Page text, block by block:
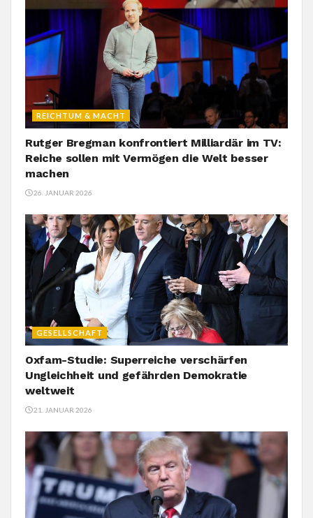
REICHTUM & MACHT
Rutger Bregman konfrontiert Milliardär im TV:
Reiche sollen mit Vermögen die Welt besser
machen
26. JANUAR 2026
GESELLSCHAFT
Oxfam-Studie: Superreiche verschärfen
Ungleichheit und gefährden Demokratie
weltweit
21. JANUAR 2026